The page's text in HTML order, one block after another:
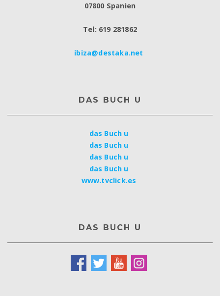
07800 Spanien
Tel: 619 281862
ibiza@destaka.net
DAS BUCH U
das Buch u
das Buch u
das Buch u
das Buch u
www.tvclick.es
DAS BUCH U